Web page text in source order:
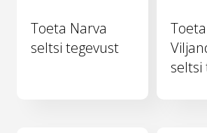
Toeta Narva
seltsi tegevust
Toeta
seltsi